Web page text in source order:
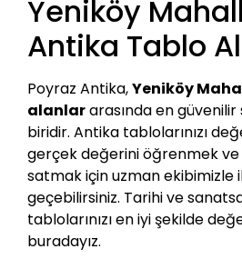
Yeniköy
Antika Tablo
Poyraz Antika,Yeniköy
alanlararasında en
biridir. Antika tablolarınızı
gerçek değerini öğrenmek
satmak için uzman ekibimizle
geçebilirsiniz. Tarihi ve
tablolarınızı en iyi şekilde
buradayız.